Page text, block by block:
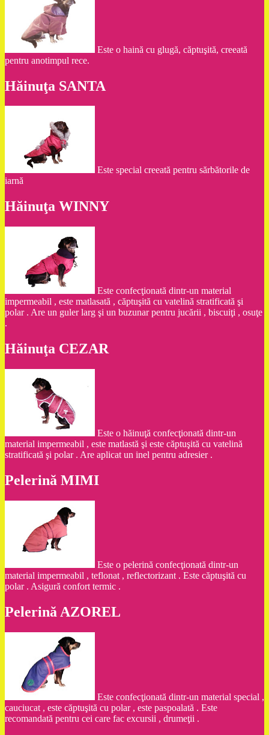
Este o haină cu glugă, căptuşită, creeată
pentru anotimpul rece.
Hăinuţa SANTA
Este special creeată pentru sărbătorile de
iarnă
Hăinuţa WINNY
Este confecţionată dintr-un material
impermeabil , este matlasată , căptuşită cu vatelină stratificată şi
polar . Are un guler larg şi un buzunar pentru jucării , biscuiţi , osuţe
.
Hăinuţa CEZAR
Este o hăinuţă confecţionată dintr-un
material impermeabil , este matlastă şi este căptuşită cu vatelină
stratificată şi polar . Are aplicat un inel pentru adresier .
Pelerină MIMI
Este o pelerină confecţionată dintr-un
material impermeabil , teflonat , reflectorizant . Este căptuşită cu
polar . Asigură confort termic .
Pelerină AZOREL
Este confecţionată dintr-un material special ,
cauciucat , este căptuşită cu polar , este paspoalată . Este
recomandată pentru cei care fac excursii , drumeţii .